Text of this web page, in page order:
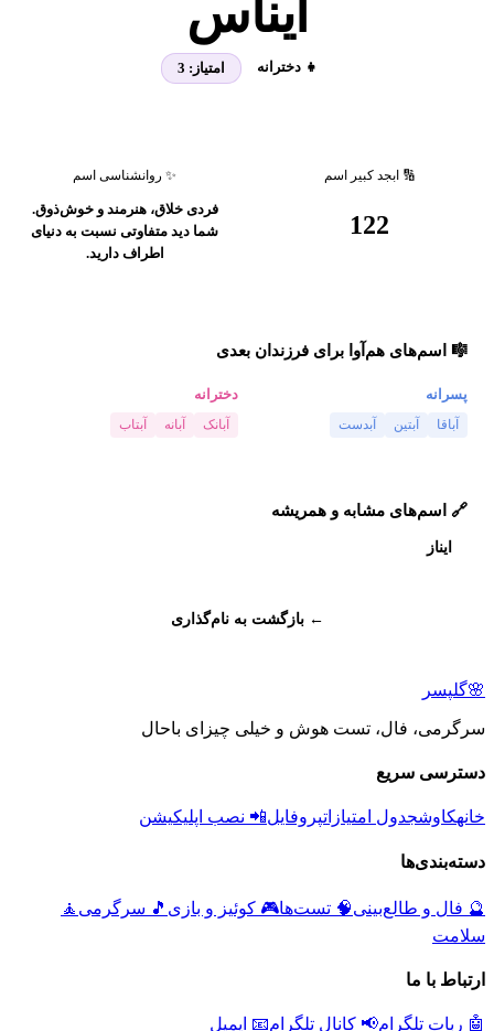
ایناس
👧 دخترانه امتیاز: 3
🔢 ابجد کبیر اسم
122
✨ روانشناسی اسم
فردی خلاق، هنرمند و خوش‌ذوق.
شما دید متفاوتی نسبت به دنیای
اطراف دارید.
🎼 اسم‌های هم‌آوا برای فرزندان بعدی
پسرانه
آباقا آبتین آبدست
دخترانه
آبانک آبانه آبتاب
🔗 اسم‌های مشابه و همریشه
ایناز
← بازگشت به نام‌گذاری
🌸گلپسر
سرگرمی، فال، تست هوش و خیلی چیزای باحال
دسترسی سریع
خانهکاوشجدول امتیازاتپروفایل📲 نصب اپلیکیشن
دسته‌بندی‌ها
🔮 فال و طالع‌بینی🧠 تست‌ها🎮 کوئیز و بازی 🎵 سرگرمی 🧘
سلامت
ارتباط با ما
🤖 ربات تلگرام📢 کانال تلگرام📧 ایمیل